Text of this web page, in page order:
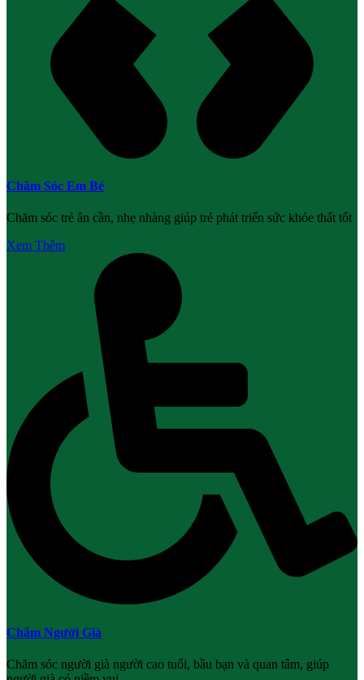
Chăm Sóc Em Bé
Chăm sóc trẻ ân cần, nhẹ nhàng giúp trẻ phát triển sức khỏe thất tốt
Xem Thêm
Chăm Người Già
Chăm sóc người già người cao tuổi, bầu bạn và quan tâm, giúp